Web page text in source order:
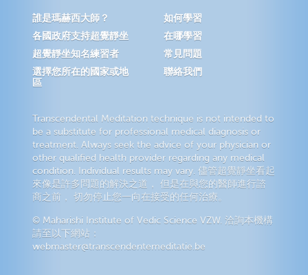
誰是瑪赫西大師？
各國政府支持超覺靜坐
超覺靜坐知名練習者
選擇您所在的國家或地
區
如何學習
在哪學習
常見問題
聯絡我們
Transcendental Meditation technique is not intended to
be a substitute for professional medical diagnosis or
treatment. Always seek the advice of your physician or
other qualified health provider regarding any medical
condition. Individual results may vary. 儘管超覺靜坐看起
來像是許多問題的解決之道， 但是在與您的醫師進行諮
商之前， 切勿停止您一向在接受的任何治療。
© Maharishi Institute of Vedic Science VZW. 洽詢本機構
請至以下網站：
webmaster@transcendentemeditatie.be